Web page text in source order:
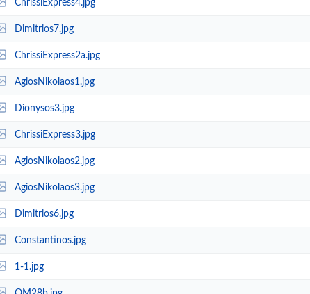
ChrissiExpress4.jpg
Dimitrios7.jpg
ChrissiExpress2a.jpg
AgiosNikolaos1.jpg
Dionysos3.jpg
ChrissiExpress3.jpg
AgiosNikolaos2.jpg
AgiosNikolaos3.jpg
Dimitrios6.jpg
Constantinos.jpg
1-1.jpg